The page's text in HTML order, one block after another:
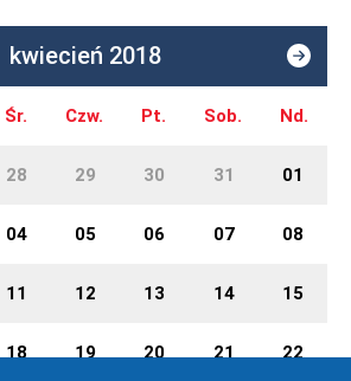
kwiecień 2018
Śr. Czw. Pt. Sob. Nd.
28 29 30 31 01
04 05 06 07 08
11 12 13 14 15
18 19 20 21 22